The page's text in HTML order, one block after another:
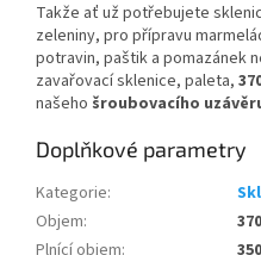
Takže ať už potřebujete
zeleniny, pro přípravu
potravin, paštik a pomazánek
zavařovací sklenice, paleta,
našeho šroubovacího
Doplňkové parametry
Kategorie:
Objem: